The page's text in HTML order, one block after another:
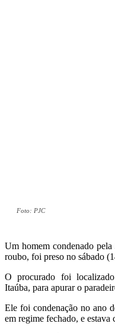
Foto: PJC
Um homem condenado
roubo, foi preso no sábado
O procurado foi
Itaúba, para apurar o
Ele foi condenação no ano
em regime fechado, e estava